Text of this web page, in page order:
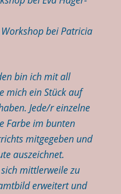
bei Patricia
bin ich mit all
mich ein Stück auf
Jede/r einzelne
Farbe im bunten
mitgegeben und
auszeichnet.
mittlerweile zu
erweitert und